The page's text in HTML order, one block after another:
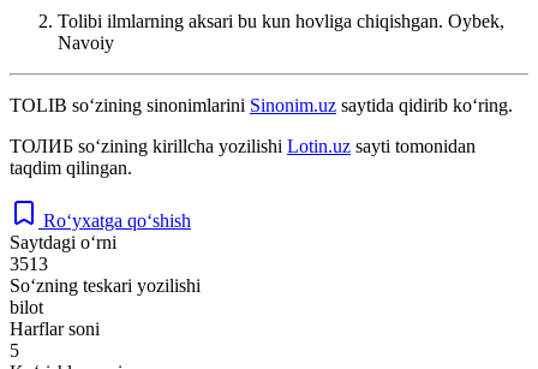
Tolibi ilmlarning aksari bu kun hovliga chiqishgan. Oybek,
Navoiy
TOLIB so‘zining sinonimlarini Sinonim.uz saytida qidirib ko‘ring.
ТОЛИБ so‘zining kirillcha yozilishi Lotin.uz sayti tomonidan
taqdim qilingan.
Ro‘yxatga qo‘shish
Saytdagi o‘rni
3513
So‘zning teskari yozilishi
bilot
Harflar soni
5